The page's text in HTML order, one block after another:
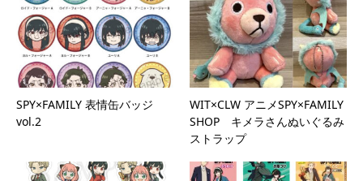
SPY×FAMILY 表情缶バッジ
vol.2
WIT×CLW アニメSPY×FAMILY
SHOP キメラさんぬいぐるみ
ストラップ